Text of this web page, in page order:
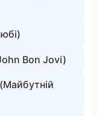
Bon Jovi)